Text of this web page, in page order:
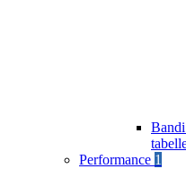
Performance 1